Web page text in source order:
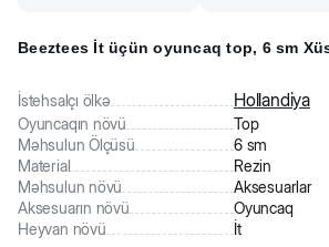
Beeztees İt üçün oyuncaq top, 6 sm
İstehsalçı ölkə Hollandiya
Oyuncaqın növü
Top
Məhsulun Ölçüsü
6 sm
Material
Rezin
Məhsulun növü
Aksesuarlar
Aksesuarın növü
Oyuncaq
Heyvan növü
İt